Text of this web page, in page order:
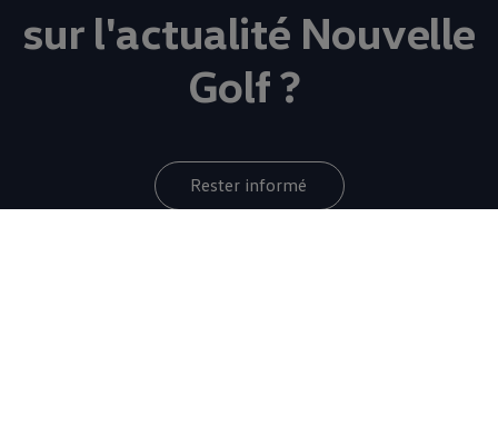
sur l'actualité Nouvelle
Golf ?
Rester informé